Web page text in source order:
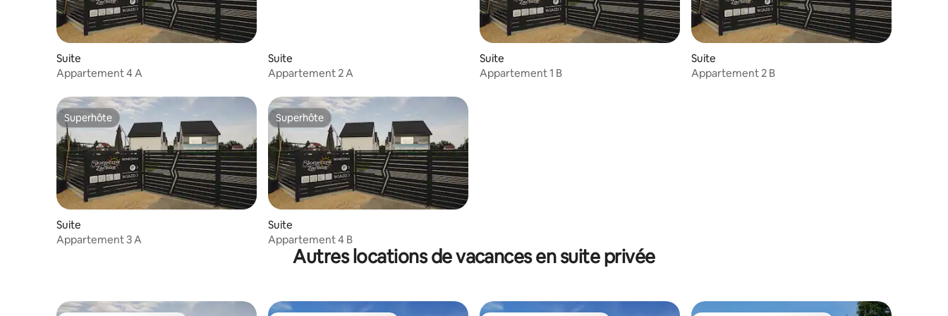
Suite
Appartement 4 A
Suite
Appartement 2 A
Suite
Appartement 1 B
Suite
Appartement 2 B
Superhôte
Superhôte
Suite
Appartement 3 A
Superhôte
Superhôte
Suite
Appartement 4 B
Autres locations de vacances en suite privée